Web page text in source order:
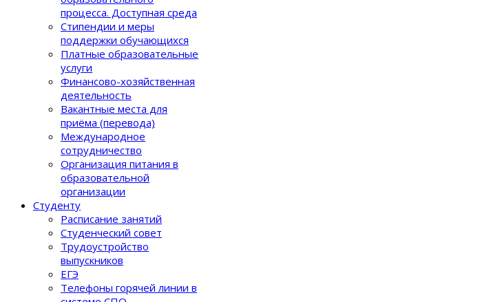
процеcса. Доступная среда
Стипендии и меры
поддержки обучающихся
Платные образовательные
услуги
Финансово-хозяйственная
деятельность
Вакантные места для
приёма (перевода)
Международное
сотрудничество
Организация питания в
образовательной
организации
Студенту
Расписание занятий
Студенческий совет
Трудоустройство
выпускников
ЕГЭ
Телефоны горячей линии в